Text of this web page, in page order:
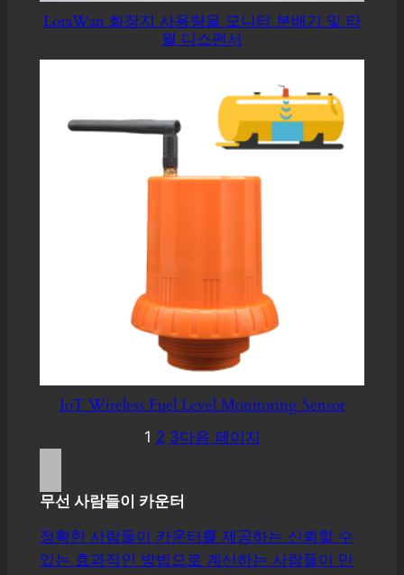
LoraWan 화장지 사용량을 모니터 분배기 및 타
월 디스펜서
IoT Wireless Fuel Level Monitoring Sensor
1 2 3다음 페이지
무선 사람들이 카운터
정확한 사람들이 카운터를 제공하는 신뢰할 수
있는 효과적인 방법으로 계산하는 사람들이 만